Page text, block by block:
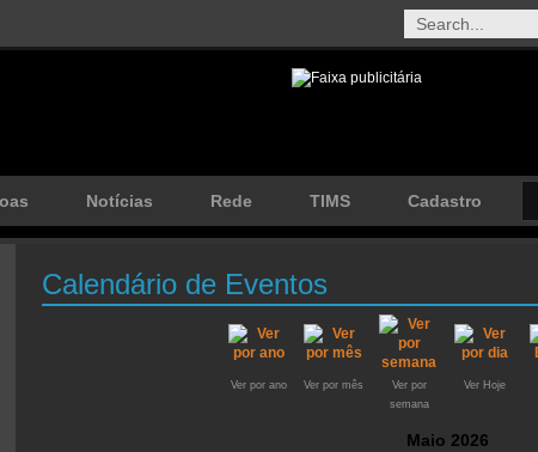
Notícias Rede TIMS Cadastro
Calendário de Eventos
Ver por ano Ver por mês
Ver por
semana
Ver Hoje
Maio 2026